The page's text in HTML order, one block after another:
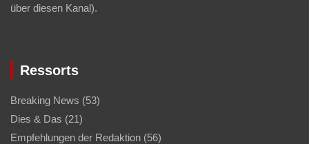
über diesen Kanal).
Ressorts
Breaking News (53)
Dies & Das (21)
Empfehlungen der Redaktion (56)